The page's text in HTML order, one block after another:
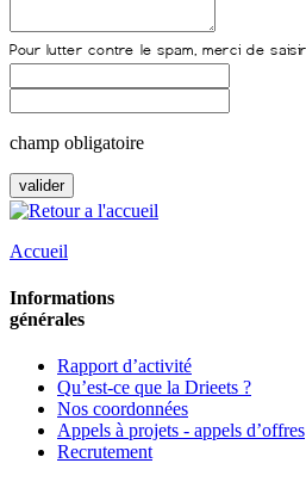
champ obligatoire
Accueil
Informations
générales
Rapport d’activité
Qu’est-ce que la Drieets ?
Nos coordonnées
Appels à projets - appels d’offres
Recrutement